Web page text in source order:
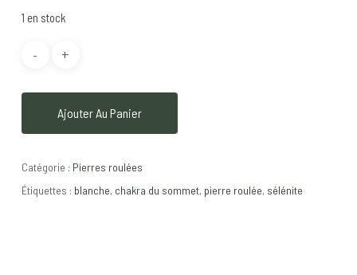
1 en stock
Ajouter Au Panier
Catégorie : Pierres roulées
Étiquettes : blanche, chakra du sommet, pierre roulée, sélénite